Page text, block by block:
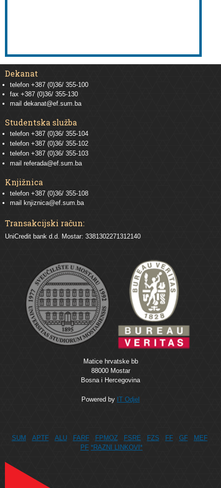
Dekanat
telefon +387 (0)36/ 355-100
fax +387 (0)36/ 355-130
mail dekanat@ef.sum.ba
Studentska služba
telefon +387 (0)36/ 355-104
telefon +387 (0)36/ 355-102
telefon +387 (0)36/ 355-103
mail referada@ef.sum.ba
Knjižnica
telefon +387 (0)36/ 355-108
mail
knjiznica@ef.sum.ba
Transakcijski račun:
UniCredit bank d.d. Mostar: 3381302271312140
Matice hrvatske bb
88000 Mostar
Bosna i Hercegovina
Powered by IT Odjel
SUM APTF ALU FARF FPMOZ FSRE FZS FF GF
MEF
PF *RAZNI LINKOVI*